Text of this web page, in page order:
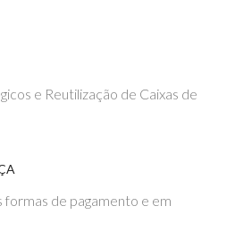
e Reutilização de Caixas de
de pagamento e em